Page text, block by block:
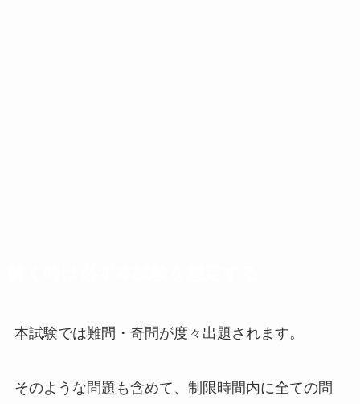
本試験では難問・奇問が度々出題されます。
そのような問題も含めて、制限時間内に全ての問